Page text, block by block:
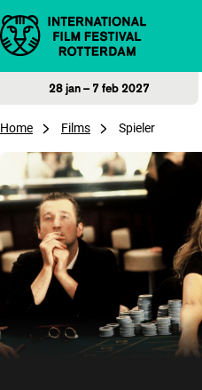
Direct naar inhoud
28 jan – 7 feb 2027
Home Films Spieler